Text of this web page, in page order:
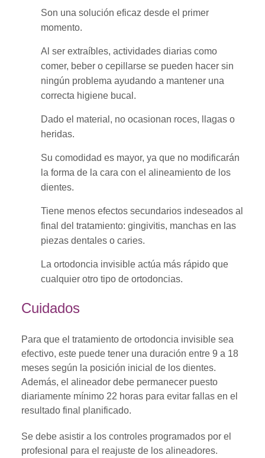
Son una solución eficaz desde el primer
momento.
Al ser extraíbles, actividades diarias como
comer, beber o cepillarse se pueden hacer sin
ningún problema ayudando a mantener una
correcta higiene bucal.
Dado el material, no ocasionan roces, llagas o
heridas.
Su comodidad es mayor, ya que no modificarán
la forma de la cara con el alineamiento de los
dientes.
Tiene menos efectos secundarios indeseados al
final del tratamiento: gingivitis, manchas en las
piezas dentales o caries.
La ortodoncia invisible actúa más rápido que
cualquier otro tipo de ortodoncias.
Cuidados
Para que el tratamiento de ortodoncia invisible sea
efectivo, este puede tener una duración entre 9 a 18
meses según la posición inicial de los dientes.
Además, el alineador debe permanecer puesto
diariamente mínimo 22 horas para evitar fallas en el
resultado final planificado.
Se debe asistir a los controles programados por el
profesional para el reajuste de los alineadores.